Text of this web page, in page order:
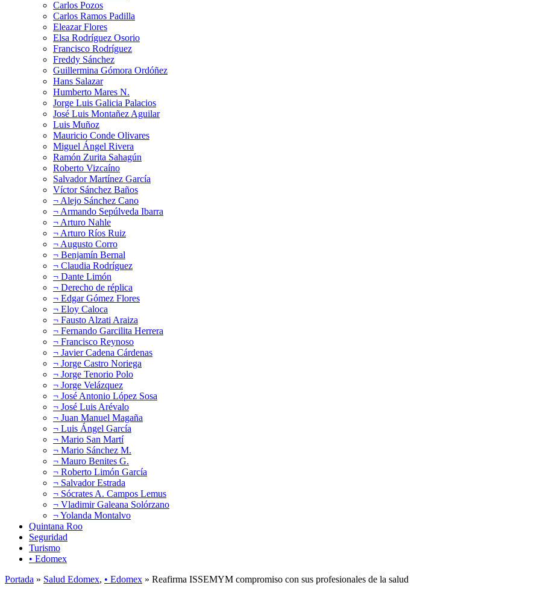
Carlos Pozos
Carlos Ramos Padilla
Eleazar Flores
Elsa Rodríguez Osorio
Francisco Rodríguez
Freddy Sánchez
Guillermina Gómora Ordóñez
Hans Salazar
Humberto Mares N.
Jorge Luis Galicia Palacios
José Luis Montañez Aguilar
Luis Muñoz
Mauricio Conde Olivares
Miguel Ángel Rivera
Ramón Zurita Sahagún
Roberto Vizcaíno
Salvador Martínez García
Víctor Sánchez Baños
¬ Alejo Sánchez Cano
¬ Armando Sepúlveda Ibarra
¬ Arturo Nahle
¬ Arturo Ríos Ruiz
¬ Augusto Corro
¬ Benjamín Bernal
¬ Claudia Rodríguez
¬ Dante Limón
¬ Derecho de réplica
¬ Edgar Gómez Flores
¬ Eloy Caloca
¬ Fausto Alzati Araiza
¬ Fernando Garcilita Herrera
¬ Francisco Reynoso
¬ Javier Cadena Cárdenas
¬ Jorge Castro Noriega
¬ Jorge Tenorio Polo
¬ Jorge Velázquez
¬ José Antonio López Sosa
¬ José Luis Arévalo
¬ Juan Manuel Magaña
¬ Luis Ángel García
¬ Mario San Martí
¬ Mario Sánchez M.
¬ Mauro Benites G.
¬ Roberto Limón García
¬ Salvador Estrada
¬ Sócrates A. Campos Lemus
¬ Vladimir Galeana Solórzano
¬ Yolanda Montalvo
Quintana Roo
Seguridad
Turismo
• Edomex
Portada » Salud Edomex, • Edomex » Reafirma ISSEMYM compromiso con sus profesionales de la salud